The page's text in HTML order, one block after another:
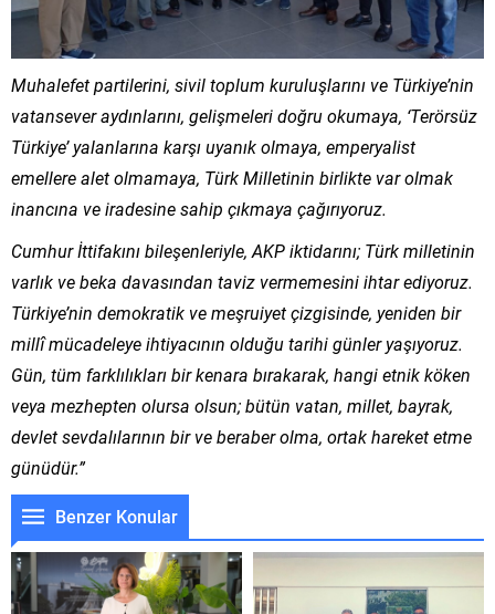
Muhalefet partilerini, sivil toplum kuruluşlarını ve Türkiye’nin
vatansever aydınlarını, gelişmeleri doğru okumaya, ‘Terörsüz
Türkiye’ yalanlarına karşı uyanık olmaya, emperyalist
emellere alet olmamaya, Türk Milletinin birlikte var olmak
inancına ve iradesine sahip çıkmaya çağırıyoruz.
Cumhur İttifakını bileşenleriyle, AKP iktidarını; Türk milletinin
varlık ve beka davasından taviz vermemesini ihtar ediyoruz.
Türkiye’nin demokratik ve meşruiyet çizgisinde, yeniden bir
millî mücadeleye ihtiyacının olduğu tarihi günler yaşıyoruz.
Gün, tüm farklılıkları bir kenara bırakarak, hangi etnik köken
veya mezhepten olursa olsun; bütün vatan, millet, bayrak,
devlet sevdalılarının bir ve beraber olma, ortak hareket etme
günüdür.”
Benzer Konular